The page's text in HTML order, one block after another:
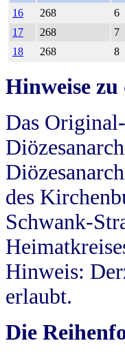
16
268 6
17
268 7
18
268 8
Hinweise
Das
des
Schwank-
Hinweis:
erlaubt.
Die